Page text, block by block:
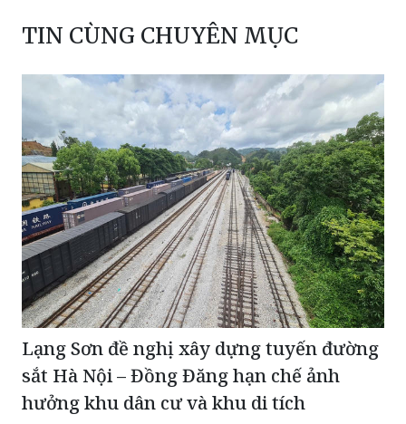
TIN CÙNG CHUYÊN MỤC
Lạng Sơn đề nghị xây dựng tuyến đường
sắt Hà Nội – Đồng Đăng hạn chế ảnh
hưởng khu dân cư và khu di tích